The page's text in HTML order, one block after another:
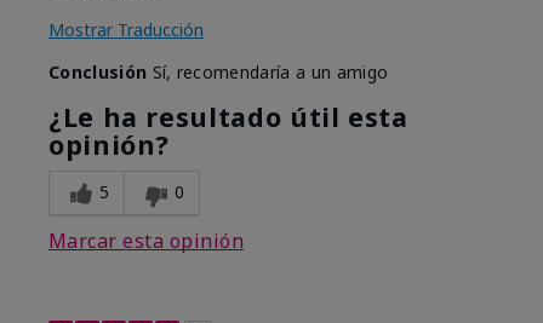
Mostrar Traducción
Conclusión Sí, recomendaría a un amigo
¿Le ha resultado útil esta
opinión?
5 0
Marcar esta opinión